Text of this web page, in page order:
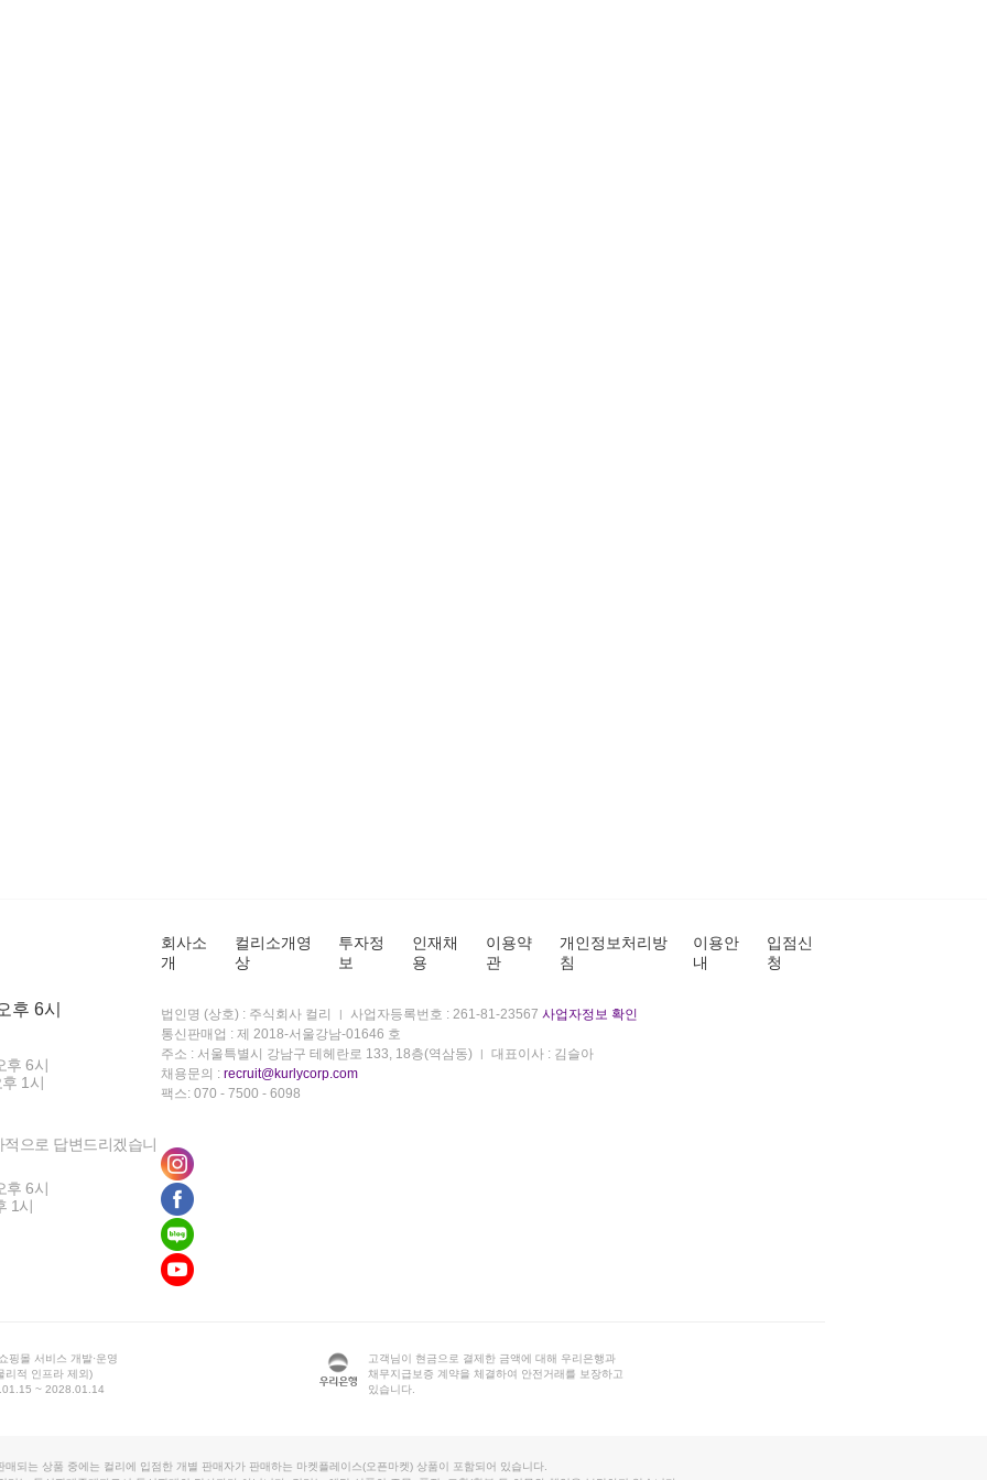
후 6시
후 6시
1시
으로 답변드리겠습니
후 6시
1시
회사소
개
컬리소개영
상
투자정
보
인재채
용
이용약
관
개인정보처리방
침
이용안
내
입점신
청
법인명 (상호) : 주식회사 컬리 사업자등록번호 : 261-81-23567 사업자정보 확인
통신판매업 : 제 2018-서울강남-01646 호
주소 : 서울특별시 강남구 테헤란로 133, 18층(역삼동)
대표이사 : 김슬아
채용문의 : recruit@kurlycorp.com
팩스: 070 - 7500 - 6098
핑몰 서비스 개발·운영
리적 인프라 제외)
~ 2028.01.14
고객님이 현금으로 결제한 금액에 대해 우리은행과
채무지급보증 계약을 체결하여 안전거래를 보장하고
있습니다.
매되는 상품 중에는 컬리에 입점한 개별 판매자가 판매하는 마켓플레이스(오픈마켓) 상품이 포함되어 있습니다.